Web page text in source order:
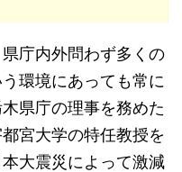
庁内外問わず多くの
環境にあっても常に
県庁の理事を務めた
宮大学の特任教授を
大震災によって激減